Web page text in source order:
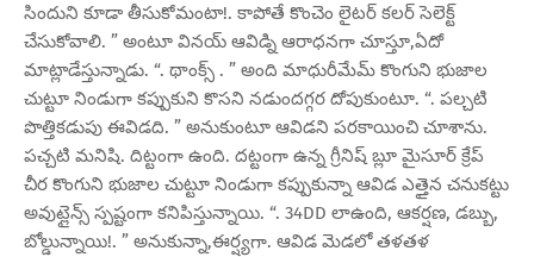
సిందుని కూడా తీసుకోమంటా!. కాపోతే కొంచెం లైటర్ కలర్ సెలెక్ట్
చేసుకోవాలి. ” అంటూ వినయ్ ఆవిడ్ని ఆరాధనగా చూస్తూ,ఏదో
మాట్లాడేస్తున్నాడు. “. థాంక్స్ . ” అంది మాధురీమేమ్ కొంగుని భుజాల
చుట్టూ నిండుగా కప్పుకుని కొసని నడుందగ్గర దోపుకుంటూ. “. పల్చటి
పొత్తికడుపు ఈవిడది. ” అనుకుంటూ ఆవిడని పరకాయించి చూశాను.
పచ్చటి మనిషి. దిట్టంగా ఉంది. దట్టంగా ఉన్న గ్రీనిష్ బ్లూ మైసూర్ క్రేప్
చీర కొంగుని భుజాల చుట్టూ నిండుగా కప్పుకున్నా ఆవిడ ఎత్తైన చనుకట్టు
అవుట్లైన్స్ స్పష్టంగా కనిపిస్తున్నాయి. “. 34DD లాఉంది, ఆకర్షణ, డబ్బు,
బోల్డున్నాయి!. ” అనుకున్నా,ఈర్ష్యగా. ఆవిడ మెడలో తళతళ